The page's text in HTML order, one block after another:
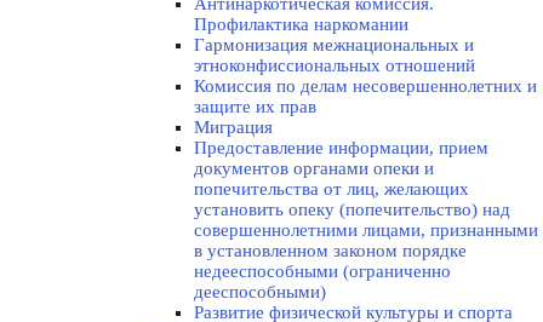
Профилактика наркомании
Гармонизация межнациональных и
этноконфиссиональных отношений
Комиссия по делам несовершеннолетних и
защите их прав
Миграция
Предоставление информации, прием
документов органами опеки и
попечительства от лиц, желающих
установить опеку (попечительство) над
совершеннолетними лицами, признанными
в установленном законом порядке
недееспособными (ограниченно
дееспособными)
Развитие физической культуры и спорта